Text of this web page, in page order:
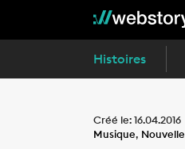
Histoires
Créé le: 16.04.2016
Musique, Nouvelle